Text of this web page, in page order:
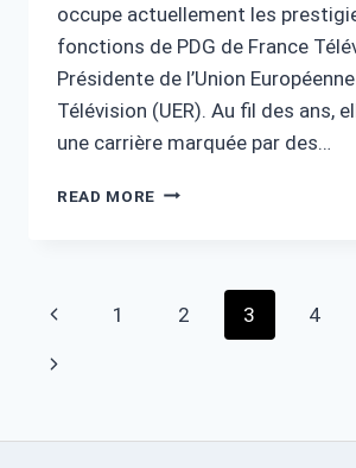
occupe actuellement les
fonctions de PDG de France
Présidente de l’Union
Télévision (UER). Au fil des ans,
une carrière marquée par des…
READ MORE DELPHINE
PARCOURS,
LEADERSHIP
Page
navigation
Previous
Page
1 2 3 4
Next